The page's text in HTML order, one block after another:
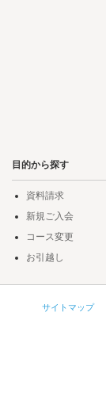
目的から探す
資料請求
新規ご入会
コース変更
お引越し
サイトマップ